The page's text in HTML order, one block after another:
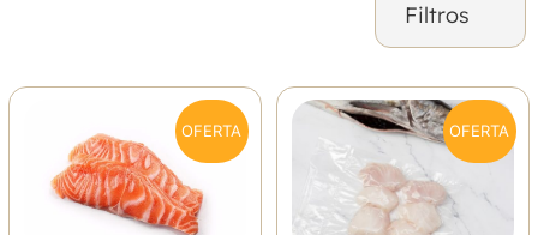
Filtros
OFERTA OFERTA